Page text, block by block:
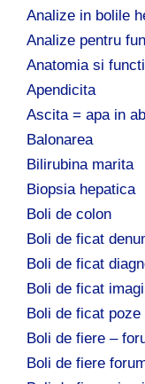
Analize in bolile
Analize pentru
Anatomia si
Apendicita
Ascita = apa in
Balonarea
Bilirubina marita
Biopsia hepatica
Boli de colon
Boli de ficat
Boli de ficat
Boli de ficat
Boli de ficat poze
Boli de fiere –
Boli de fiere